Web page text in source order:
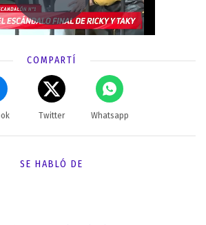
COMPARTÍ
Twitter Whatsapp
SE HABLÓ DE